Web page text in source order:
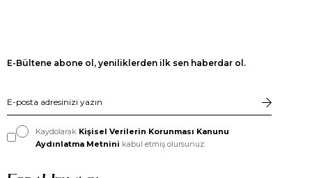
E-Bültene abone ol, yeniliklerden ilk sen haberdar ol.
Kaydolarak Kişisel Verilerin Korunması Kanunu
Aydınlatma Metnini kabul etmiş olursunuz.